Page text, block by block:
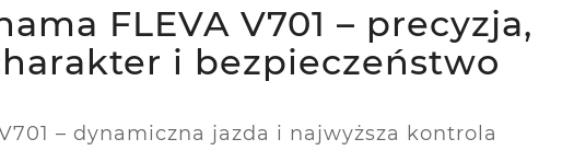
FLEVA V701 – precyzja,
i bezpieczeństwo
– dynamiczna jazda i najwyższa kontrola